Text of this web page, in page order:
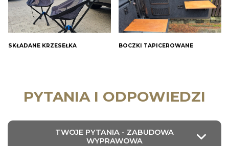
SKŁADANE KRZESEŁKA BOCZKI TAPICEROWANE
PYTANIA I ODPOWIEDZI
TWOJE PYTANIA - ZABUDOWA
WYPRAWOWA